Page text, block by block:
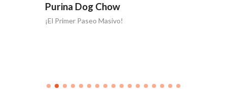
Purina Dog Chow
¡El Primer Paseo Masivo!